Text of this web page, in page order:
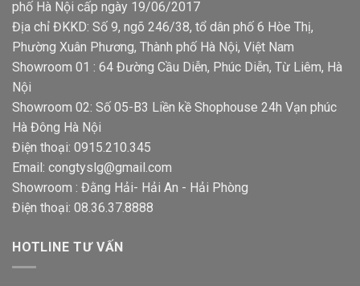
phố Hà Nội cấp ngày 19/06/2017
Địa chỉ ĐKKD: Số 9, ngõ 246/38, tổ dân phố 6 Hòe Thị,
Phường Xuân Phương, Thành phố Hà Nội, Việt Nam
Showroom 01 : 64 Đường Cầu Diễn, Phúc Diễn, Từ Liêm, Hà
Nội
Showroom 02: Số 05-B3 Liền kề Shophouse 24h Vạn phúc
Hà Đông Hà Nội
Điện thoại: 0915.210.345
Email: congtyslg@gmail.com
Showroom : Đằng Hải- Hải An - Hải Phòng
Điện thoại: 08.36.37.8888
HOTLINE TƯ VẤN